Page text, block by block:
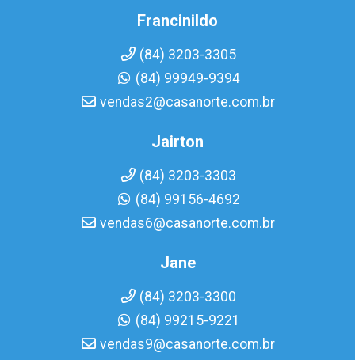
Francinildo
(84) 3203-3305
(84) 99949-9394
vendas2@casanorte.com.br
Jairton
(84) 3203-3303
(84) 99156-4692
vendas6@casanorte.com.br
Jane
(84) 3203-3300
(84) 99215-9221
vendas9@casanorte.com.br